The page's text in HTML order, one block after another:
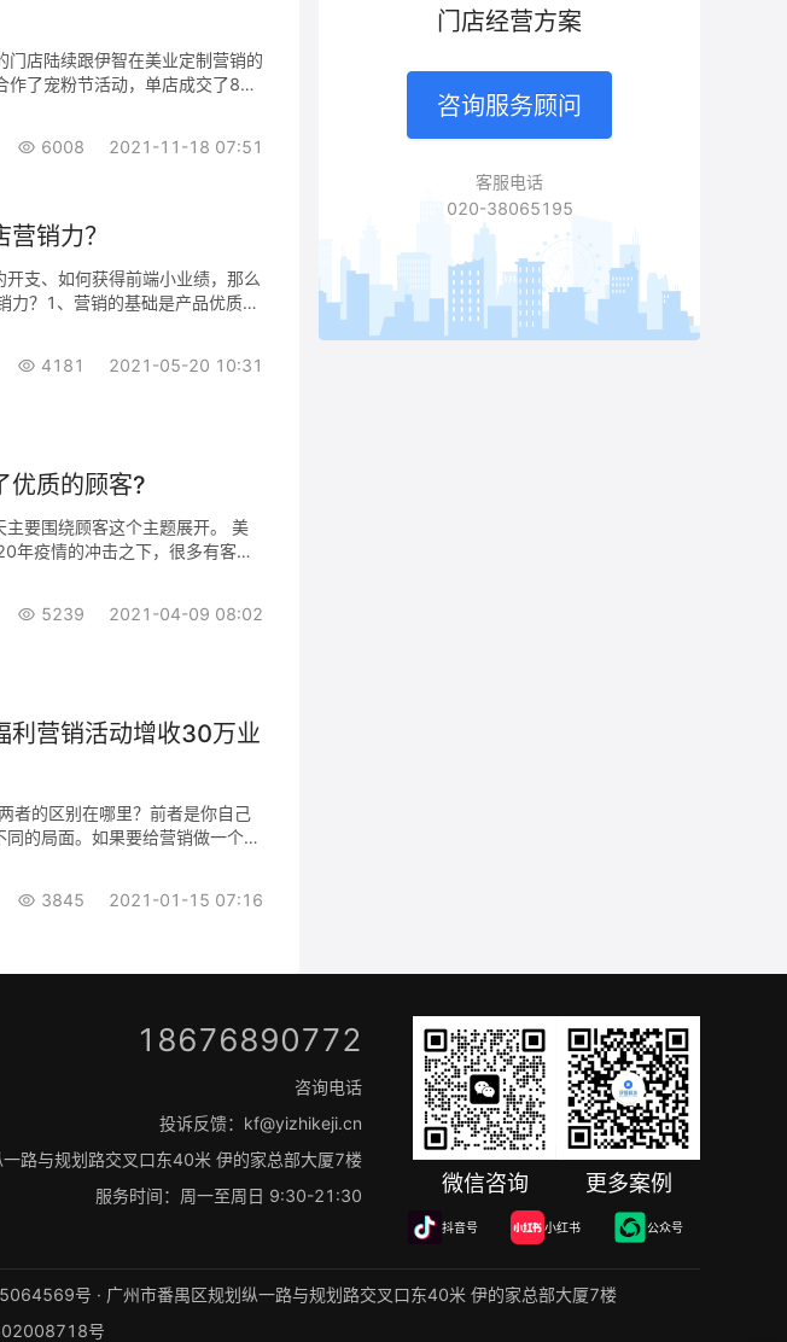
门店陆续跟伊智在美业定制营销的
了宠粉节活动，单店成交了800
店超过百家，在洛杉矶和悉尼都
活动通过顾客调研、活动预热和
们去找新客户来参与美发项目的
呢，一方面是想把生意做得更
业绩也会相对较少，为了降低他
件 6008 2021-11-18 07:51
销力？
支、如何获得前端小业绩，那么
力？1、营销的基础是产品优质
本身就是个BUG。 营销的确是一
轻易解决的。 还记得美业营销
更多、卖的更快、卖的更贵、卖
一次促销不可能解决以上这些全
获得营销力 1、定价模块不同类
客 # 美发门店促销活动
4181 2021-05-20 10:31
优质的顾客?
要围绕顾客这个主题展开。 美
年疫情的冲击之下，很多有客户
频用低价来吸引客户。这个世界不
服务这些他们，而且客户们还不
，可以理解为采取购买行动的成
是支付能力，顾客的购买力是否
，轻则影响他们
客 #美发店营销
5239 2021-04-09 08:02
利营销活动增收30万业
者的区别在哪里？前者是你自己
的局面。如果要给营销做一个准
拓新客444位，美发品牌活动业
客当成获利工具。什么叫销售？
计100个人会有100种不同的答
案，我觉得都只能代表个人的理
#伊智
3845 2021-01-15 07:16
门店经营方案
咨询服务顾问
客服电话
020-38065195
18676890772
咨询电话
投诉反馈：kf@yizhikeji.cn
路与规划路交叉口东40米 伊的家总部大厦7楼
服务时间：周一至周日 9:30-21:30
微信咨询 更多案例
抖音号 小红书 公众号
号 · 广州市番禺区规划纵一路与规划路交叉口东40米 伊的家总部大厦7楼
号